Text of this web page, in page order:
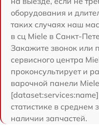
оборудования и
таких случаях наш
в сц Miele в Санкт-
Закажите звонок или
сервисного центра
проконсультирует и
варочной панели
статистике в
наличии запчастей.